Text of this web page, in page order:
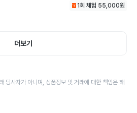
1회 체험 55,000원
더보기
당사자가 아니며, 상품정보 및 거래에 대한 책임은 해